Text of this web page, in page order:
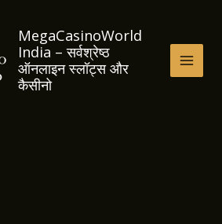
MegaCasinoWorld
India – सर्वश्रेष्ठ
ऑनलाइन स्लॉट्स और
कैसीनो